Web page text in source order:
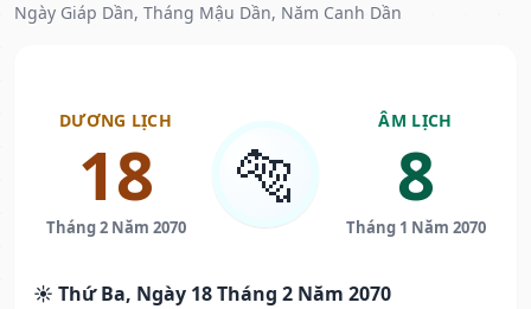
Ngày Giáp Dần, Tháng Mậu Dần, Năm Canh Dần
DƯƠNG LỊCH
18
Tháng 2 Năm 2070
🐅
ÂM LỊCH
8
Tháng 1 Năm 2070
☀️ Thứ Ba, Ngày 18 Tháng 2 Năm 2070